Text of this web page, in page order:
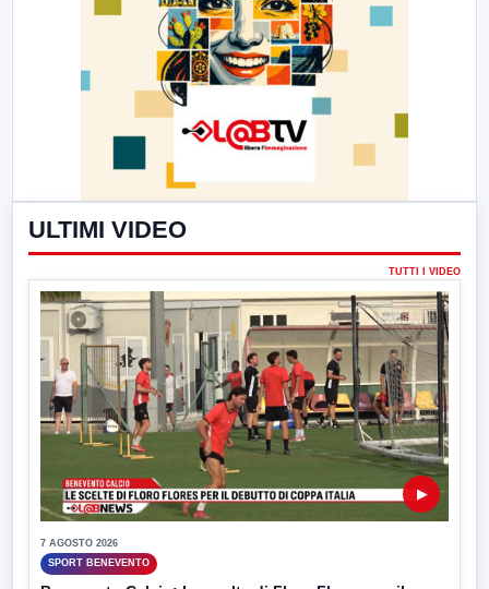
ULTIMI VIDEO
TUTTI I VIDEO
▶
7 AGOSTO 2026
SPORT BENEVENTO